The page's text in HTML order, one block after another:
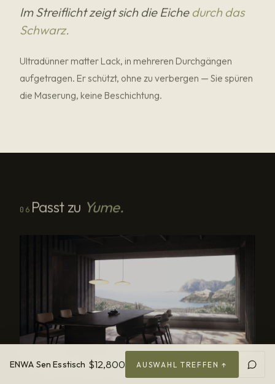
ENWA Sen Esstisch $12,800 AUSWAHL TREFFEN ↑
Im Streiflicht zeigt sich die Eiche durch das
Schwarz.
Ultradünner matter Lack, in mehreren Durchgängen
aufgetragen. Er schützt, ohne zu verbergen — Sie spüren
die Maserung, keine Beschichtung.
06 Passt zu Yume.